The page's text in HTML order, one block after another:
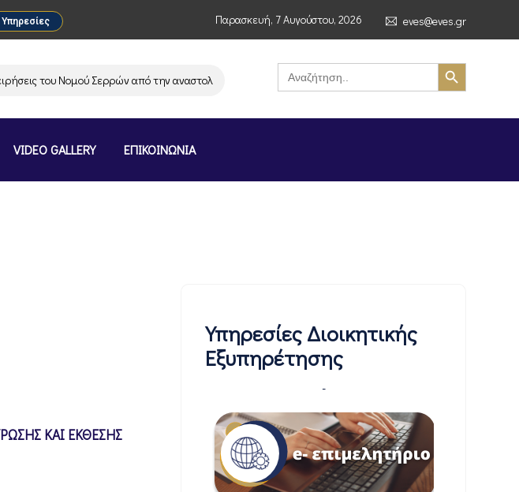
Παρασκευή, 7 Αυγούστου, 2026 eves@eves.gr
του Νομού Σερρών από την αναστολή λειτουργίας της αλυσίδας σούπερ μάρκετ MERE στην Ελλάδα –
Search
for:
Search Button
VIDEO GALLERY ΕΠΙΚΟΙΝΩΝΙΑ
ΚΑΙ ΕΚΘΕΣΗΣ
Υπηρεσίες Διοικητικής
Εξυπηρέτησης
-